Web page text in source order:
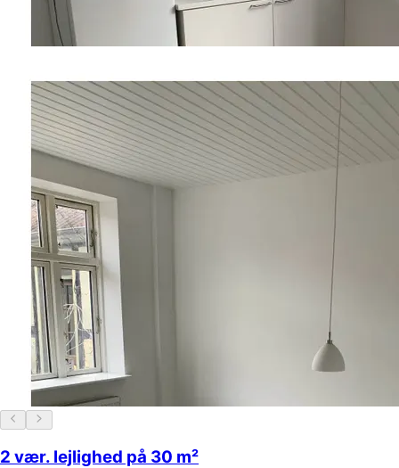
2 vær. lejlighed på 30 m²